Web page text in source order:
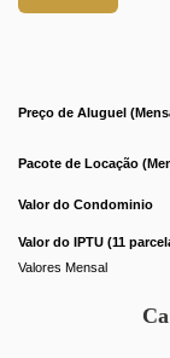
pronta para uso,
Ideal para:
Escritórios
Profissionais
conforto e
Preço de Aluguel
Valores Mensal
Valor do IPTU (11
Valor do Condominio
Pacote de Locação